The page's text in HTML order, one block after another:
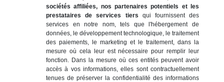
sociétés affiliées, nos partenaires potentiels et les
prestataires de services tiers qui fournissent des
services en notre nom, tels que l'hébergement de
données, le développement technologique, le traitement
des paiements, le marketing et le traitement, dans la
mesure où cela leur est nécessaire pour remplir leur
fonction. Dans la mesure où ces entités peuvent avoir
accès à vos informations, elles sont contractuellement
tenues de préserver la confidentialité des informations